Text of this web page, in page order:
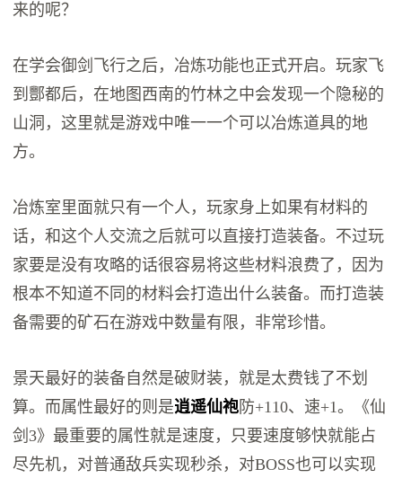
来的呢？
在学会御剑飞行之后，冶炼功能也正式开启。玩家飞
到酆都后，在地图西南的竹林之中会发现一个隐秘的
山洞，这里就是游戏中唯一一个可以冶炼道具的地
方。
冶炼室里面就只有一个人，玩家身上如果有材料的
话，和这个人交流之后就可以直接打造装备。不过玩
家要是没有攻略的话很容易将这些材料浪费了，因为
根本不知道不同的材料会打造出什么装备。而打造装
备需要的矿石在游戏中数量有限，非常珍惜。
景天最好的装备自然是破财装，就是太费钱了不划
算。而属性最好的则是逍遥仙袍防+110、速+1。《仙
剑3》最重要的属性就是速度，只要速度够快就能占
尽先机，对普通敌兵实现秒杀，对BOSS也可以实现